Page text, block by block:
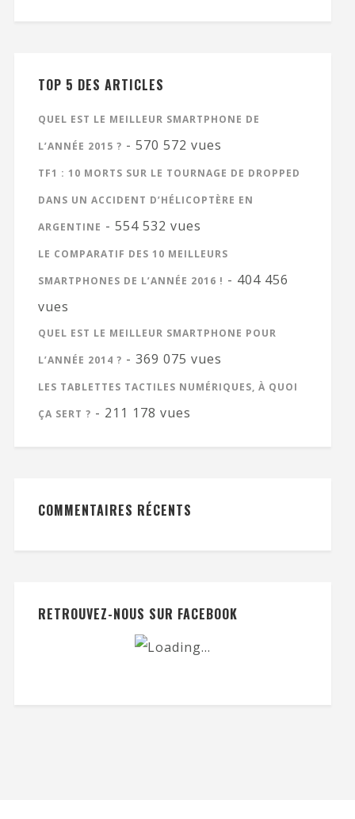
TOP 5 DES ARTICLES
QUEL EST LE MEILLEUR SMARTPHONE DE
L’ANNÉE 2015 ? - 570 572 vues
TF1 : 10 MORTS SUR LE TOURNAGE DE DROPPED
DANS UN ACCIDENT D’HÉLICOPTÈRE EN
ARGENTINE - 554 532 vues
LE COMPARATIF DES 10 MEILLEURS
SMARTPHONES DE L’ANNÉE 2016 ! - 404 456
vues
QUEL EST LE MEILLEUR SMARTPHONE POUR
L’ANNÉE 2014 ? - 369 075 vues
LES TABLETTES TACTILES NUMÉRIQUES, À QUOI
ÇA SERT ? - 211 178 vues
COMMENTAIRES RÉCENTS
RETROUVEZ-NOUS SUR FACEBOOK